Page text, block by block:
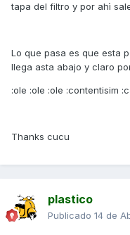
tapa del filtro y por ahì
Lo que pasa es que esta
llega asta abajo y claro
:ole :ole :ole :contentisim
Thanks cucu
plastico
Publicado 14 de